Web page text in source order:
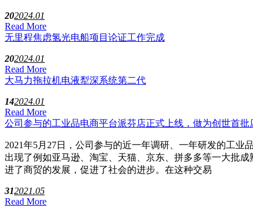
202024.01
Read More
无里程焦虑氢光电船项目论证工作完成
202024.01
Read More
大马力拖拉机电液犁深系统第二代
142024.01
Read More
公司参与的工业品电商平台派芬店正式上线，做为创世首
2021年5月27日，公司参与的近一年调研、一年研发的工
出现了例如亚马逊、淘宝、天猫、京东、拼多多等一大批
进了商贸的发展，促进了社会的进步。在这种交易
312021.05
Read More